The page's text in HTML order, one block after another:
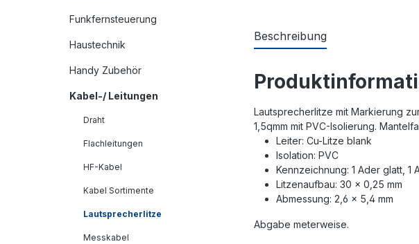
Funkfernsteuerung
Haustechnik
Handy Zubehör
Kabel-/ Leitungen
Draht
Flachleitungen
HF-Kabel
Kabel Sortimente
Lautsprecherlitze
Messkabel
Beschreibung
Lautsprecherlitze mit Markierung
1,5qmm mit PVC-Isolierung.
Leiter: Cu-Litze blank
Isolation: PVC
Kennzeichnung: 1 Ader glatt, 1
Litzenaufbau: 30 x 0,25 mm
Abmessung: 2,6 x 5,4 mm
Abgabe meterweise.